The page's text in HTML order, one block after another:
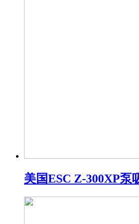
美国ESC Z-300XP泵